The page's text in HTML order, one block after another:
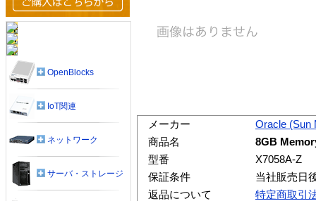
メーカー
Oracle (Sun
商品名
8GB
型番
X7058A-Z
保証条件
当社販売日
返品について
特定商取引
OpenBlocks
IoT関連
ネットワーク
サーバ・ストレージ